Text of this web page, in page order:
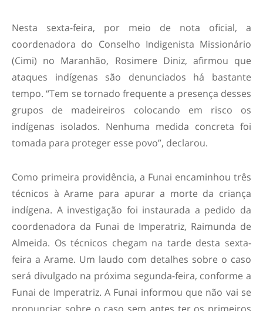
Nesta sexta-feira, por meio de nota oficial, a
coordenadora do Conselho Indigenista Missionário
(Cimi) no Maranhão, Rosimere Diniz, afirmou que
ataques indígenas são denunciados há bastante
tempo. “Tem se tornado frequente a presença desses
grupos de madeireiros colocando em risco os
indígenas isolados. Nenhuma medida concreta foi
tomada para proteger esse povo”, declarou.
Como primeira providência, a Funai encaminhou três
técnicos à Arame para apurar a morte da criança
indígena. A investigação foi instaurada a pedido da
coordenadora da Funai de Imperatriz, Raimunda de
Almeida. Os técnicos chegam na tarde desta sexta-
feira a Arame. Um laudo com detalhes sobre o caso
será divulgado na próxima segunda-feira, conforme a
Funai de Imperatriz. A Funai informou que não vai se